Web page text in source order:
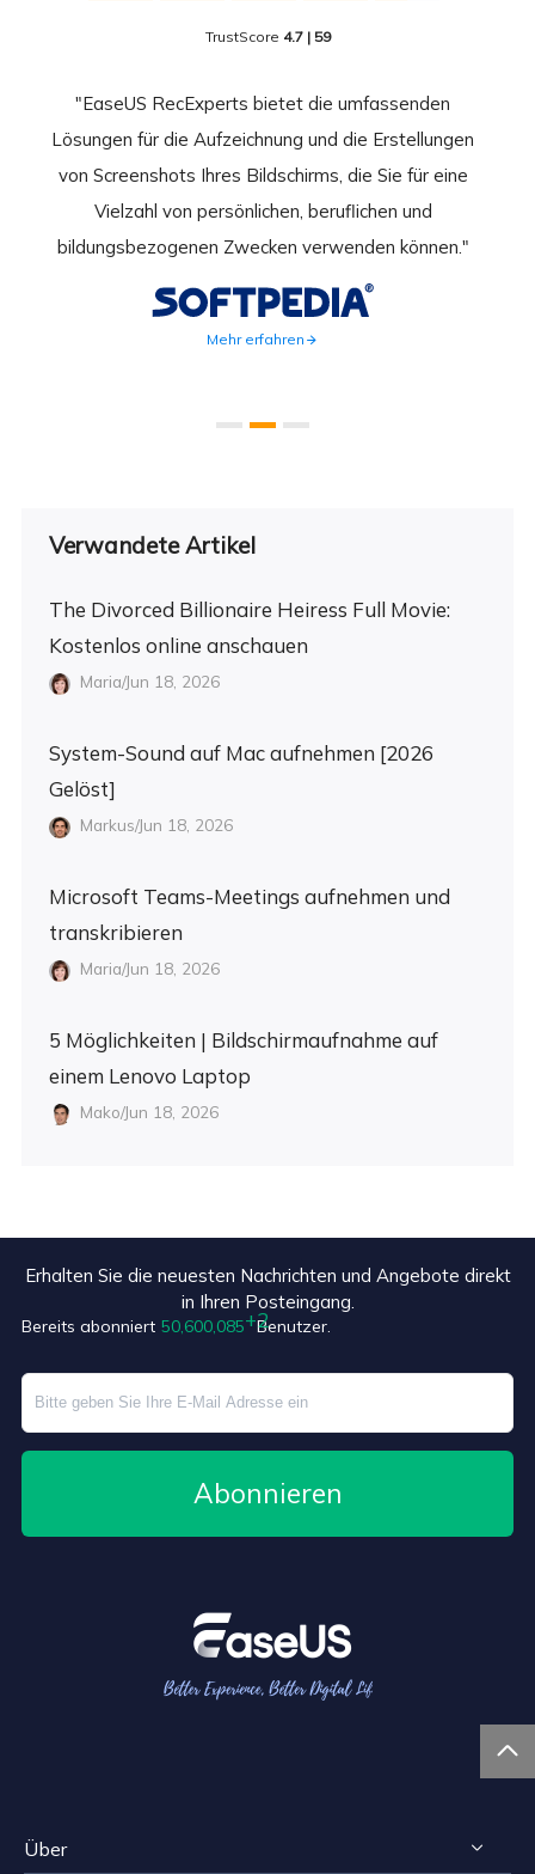
TrustScore 4.7 | 59
"EaseUS RecExperts bietet die umfassenden
Lösungen für die Aufzeichnung und die Erstellungen
von Screenshots Ihres Bildschirms, die Sie für eine
Vielzahl von persönlichen, beruflichen und
bildungsbezogenen Zwecken verwenden können."
Mehr erfahren
Verwandete Artikel
The Divorced Billionaire Heiress Full Movie:
Kostenlos online anschauen
Maria/Jun 18, 2026
System-Sound auf Mac aufnehmen [2026
Gelöst]
Markus/Jun 18, 2026
Microsoft Teams-Meetings aufnehmen und
transkribieren
Maria/Jun 18, 2026
5 Möglichkeiten | Bildschirmaufnahme auf
einem Lenovo Laptop
Mako/Jun 18, 2026
Erhalten Sie die neuesten Nachrichten und Angebote direkt
in Ihren Posteingang.
Bereits abonniert 50,600,087 Benutzer.
Abonnieren
Über
